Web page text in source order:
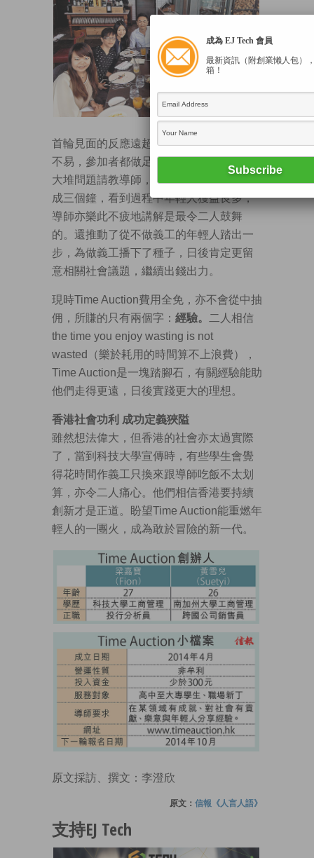
首輪見面的反應遠超預期。由於機會得來
不易，參加者都做足功課，認真準備了一
大堆問題請教導師，原定一小時的飯局變
成三個鐘，看到過程中年輕人獲益良多，
導師亦樂此不疲地講解是最令二人鼓舞
的。還推動了從不做義工的年輕人踏出一
步，為做義工播下了種子，日後肯定更留
意相關社會議題，繼續出錢出力。
現時Time Auction費用全免，亦不會從中抽
佣，所賺的只有兩個字： 經驗。
二人相信
the time you enjoy wasting is not
wasted（樂於耗用的時間算不上浪費），
Time Auction是一塊踏腳石，有關經驗能助
他們走得更遠，日後實踐更大的理想。
香港社會功利 成功定義狹隘
雖然想法偉大，但香港的社會亦太過實際
了，當到科技大學宣傳時，有些學生會覺
得花時間作義工只換來跟導師吃飯不太划
算，亦令二人痛心。他們相信香港要持續
創新才是正道。盼望Time Auction能重燃年
輕人的一團火，成為敢於冒險的新一代。
原文採訪、撰文：李澄欣
原文： 信報《人言人語》
支持EJ Tech
成為 EJ Tech 會員
最新資訊（附創業懶人包）
箱！